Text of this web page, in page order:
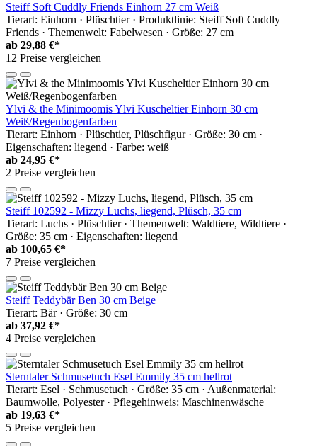
Steiff Soft Cuddly Friends Einhorn 27 cm Weiß
Tierart: Einhorn · Plüschtier · Produktlinie: Steiff Soft Cuddly
Friends · Themenwelt: Fabelwesen · Größe: 27 cm
ab 29,88 €*
12 Preise vergleichen
Ylvi & the Minimoomis Ylvi Kuscheltier Einhorn 30 cm
Weiß/Regenbogenfarben
Tierart: Einhorn · Plüschtier, Plüschfigur · Größe: 30 cm ·
Eigenschaften: liegend · Farbe: weiß
ab 24,95 €*
2 Preise vergleichen
Steiff 102592 - Mizzy Luchs, liegend, Plüsch, 35 cm
Tierart: Luchs · Plüschtier · Themenwelt: Waldtiere, Wildtiere ·
Größe: 35 cm · Eigenschaften: liegend
ab 100,65 €*
7 Preise vergleichen
Steiff Teddybär Ben 30 cm Beige
Tierart: Bär · Größe: 30 cm
ab 37,92 €*
4 Preise vergleichen
Sterntaler Schmusetuch Esel Emmily 35 cm hellrot
Tierart: Esel · Schmusetuch · Größe: 35 cm · Außenmaterial:
Baumwolle, Polyester · Pflegehinweis: Maschinenwäsche
ab 19,63 €*
5 Preise vergleichen